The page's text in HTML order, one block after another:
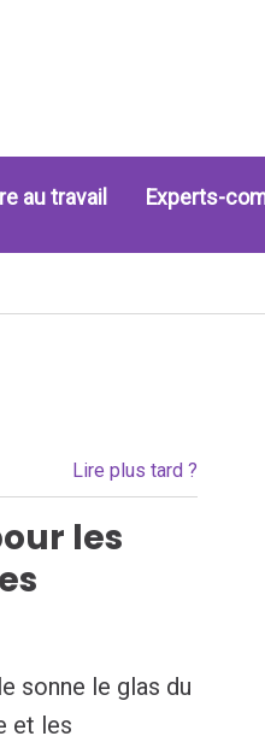
au travail Experts-
Lire plus tard ?
les
sonne le glas du
et les